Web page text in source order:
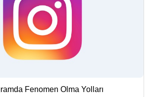
Fenomen Olma Yolları